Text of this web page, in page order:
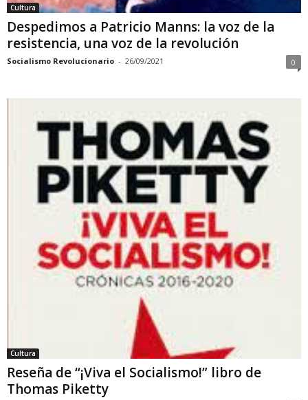
Cultura
Despedimos a Patricio Manns: la voz de la
resistencia, una voz de la revolución
Socialismo Revolucionario - 26/09/2021 0
Cultura
Reseña de “¡Viva el Socialismo!” libro de
Thomas Piketty